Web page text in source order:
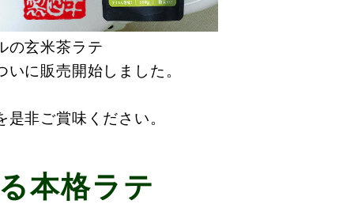
の玄米茶ラテ
に販売開始しました。
非ご賞味ください。
本格ラテ